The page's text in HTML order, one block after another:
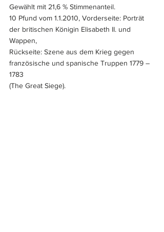
Gewählt mit 21,6 % Stimmenanteil.
10 Pfund vom 1.1.2010, Vorderseite: Porträt
der britischen Königin Elisabeth II. und
Wappen,
Rückseite: Szene aus dem Krieg gegen
französische und spanische Truppen 1779 –
1783
(The Great Siege).